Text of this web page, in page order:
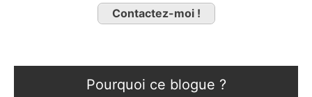
Contactez-moi !
Pourquoi ce blogue ?